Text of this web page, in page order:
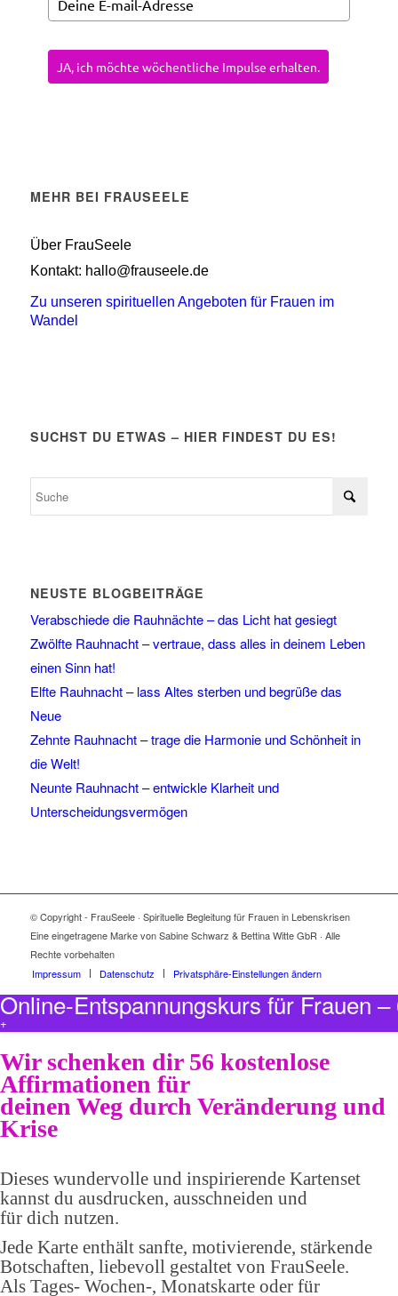
JA, ich möchte wöchentliche Impulse erhalten.
MEHR BEI FRAUSEELE
Über FrauSeele
Kontakt: hallo@frauseele.de
Zu unseren spirituellen Angeboten für Frauen im
Wandel
SUCHST DU ETWAS – HIER FINDEST DU ES!
NEUSTE BLOGBEITRÄGE
Verabschiede die Rauhnächte – das Licht hat gesiegt
Zwölfte Rauhnacht – vertraue, dass alles in deinem Leben
einen Sinn hat!
Elfte Rauhnacht – lass Altes sterben und begrüße das
Neue
Zehnte Rauhnacht – trage die Harmonie und Schönheit in
die Welt!
Neunte Rauhnacht – entwickle Klarheit und
Unterscheidungsvermögen
© Copyright - FrauSeele · Spirituelle Begleitung für Frauen in Lebenskrisen
Eine eingetragene Marke von Sabine Schwarz & Bettina Witte GbR · Alle
Rechte vorbehalten
Impressum
Datenschutz Privatsphäre-Einstellungen ändern
Online-Entspannungskurs für Frauen
+
Wir schenken dir 56 kostenlose
Affirmationen für
deinen Weg durch Veränderung und
Krise
Dieses wundervolle und inspirierende Kartenset
kannst du ausdrucken, ausschneiden und
für dich nutzen.
Jede Karte enthält sanfte, motivierende, stärkende
Botschaften, liebevoll gestaltet von FrauSeele.
Als Tages- Wochen-, Monatskarte oder für